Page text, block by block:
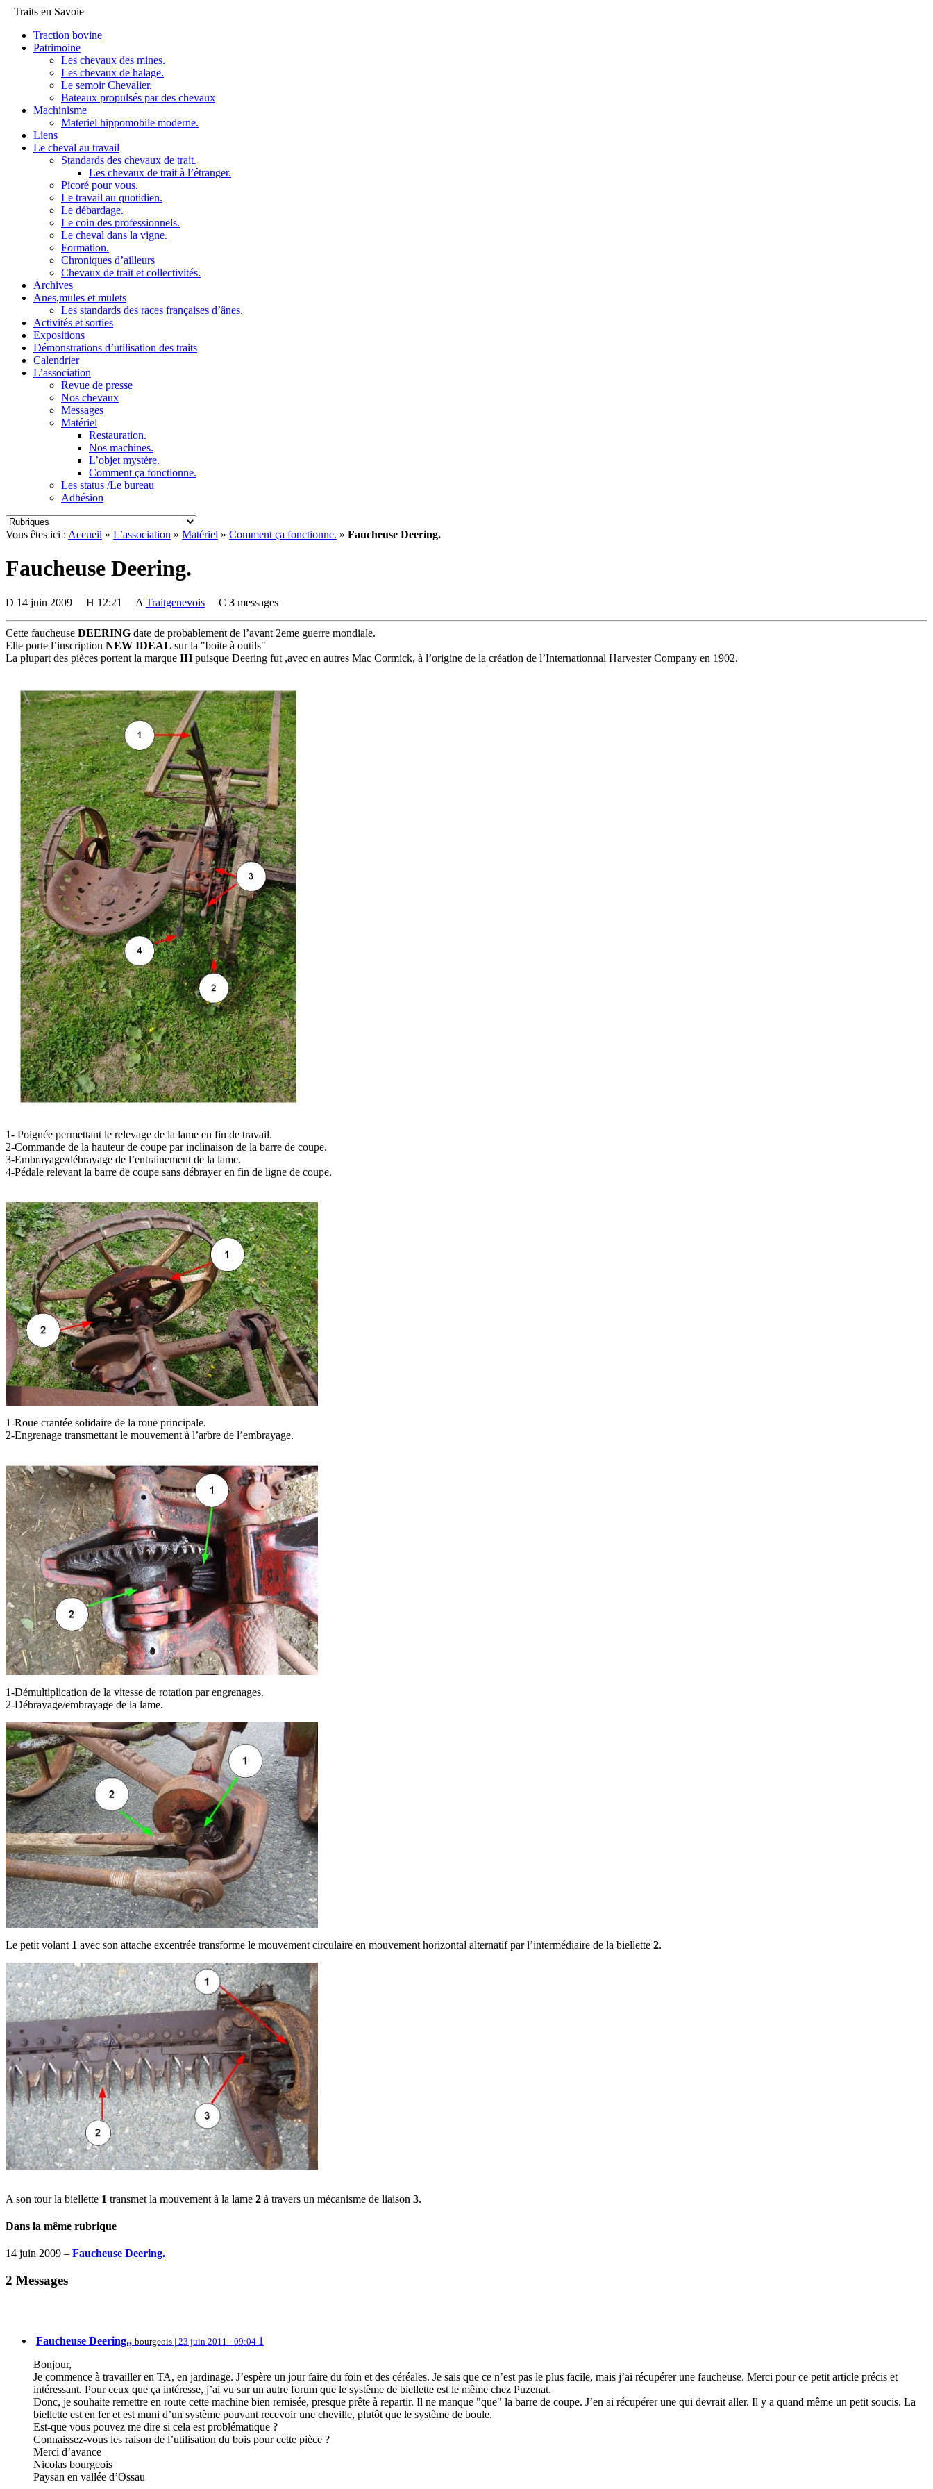
Traits en Savoie
Traction bovine
Patrimoine
Les chevaux des mines.
Les chevaux de halage.
Le semoir Chevalier.
Bateaux propulsés par des chevaux
Machinisme
Materiel hippomobile moderne.
Liens
Le cheval au travail
Standards des chevaux de trait.
Les chevaux de trait à l’étranger.
Picoré pour vous.
Le travail au quotidien.
Le débardage.
Le coin des professionnels.
Le cheval dans la vigne.
Formation.
Chroniques d’ailleurs
Chevaux de trait et collectivités.
Archives
Anes,mules et mulets
Les standards des races françaises d’ânes.
Activités et sorties
Expositions
Démonstrations d’utilisation des traits
Calendrier
L’association
Revue de presse
Nos chevaux
Messages
Matériel
Restauration.
Nos machines.
L’objet mystère.
Comment ça fonctionne.
Les status /Le bureau
Adhésion
Vous êtes ici : Accueil » L’association » Matériel » Comment ça fonctionne. » Faucheuse Deering.
Faucheuse Deering.
D 14 juin 2009 H 12:21 A Traitgenevois C 3 messages
Cette faucheuse DEERING date de probablement de l’avant 2eme guerre mondiale.
Elle porte l’inscription NEW IDEAL sur la "boite à outils"
La plupart des pièces portent la marque IHpuisque Deering fut ,avec en autres Mac Cormick, à l’origine de la création de l’Internationnal Harvester Company en 1902.
1- Poignée permettant le relevage de la lame en fin de travail.
2-Commande de la hauteur de coupe par inclinaison de la barre de coupe.
3-Embrayage/débrayage de l’entrainement de la lame.
4-Pédale relevant la barre de coupe sans débrayer en fin de ligne de coupe.
1-Roue crantée solidaire de la roue principale.
2-Engrenage transmettant le mouvement à l’arbre de l’embrayage.
1-Démultiplication de la vitesse de rotation par engrenages.
2-Débrayage/embrayage de la lame.
Le petit volant 1 avec son attache excentrée transforme le mouvement circulaire en mouvement horizontal alternatif par l’intermédiaire de la biellette 2.
A son tour la biellette 1 transmet la mouvement à la lame 2 à travers un mécanisme de liaison 3.
Dans la même rubrique
14 juin 2009 – Faucheuse Deering.
2 Messages
Faucheuse Deering., bourgeois | 23 juin 2011 - 09:04 1
Bonjour,
Je commence à travailler en TA, en jardinage. J’espère un jour faire du foin et des céréales. Je sais que ce n’est pas le plus facile, mais j’ai récupérer une faucheuse. Merci pour ce petit article précis et
intéressant. Pour ceux que ça intéresse, j’ai vu sur un autre forum que le système de biellette est le même chez Puzenat.
Donc, je souhaite remettre en route cette machine bien remisée, presque prête à repartir. Il ne manque "que" la barre de coupe. J’en ai récupérer une qui devrait aller. Il y a quand même un petit soucis. La
biellette est en fer et est muni d’un système pouvant recevoir une cheville, plutôt que le système de boule.
Est-que vous pouvez me dire si cela est problématique ?
Connaissez-vous les raison de l’utilisation du bois pour cette pièce ?
Merci d’avance
Nicolas bourgeois
Paysan en vallée d’Ossau